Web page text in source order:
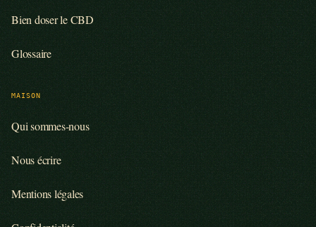
Bien doser le CBD
Glossaire
MAISON
Qui sommes-nous
Nous écrire
Mentions légales